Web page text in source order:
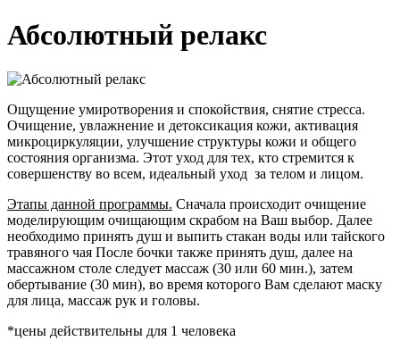
Абсолютный релакс
Ощущение умиротворения и спокойствия, снятие стресса.
Очищение, увлажнение и детоксикация кожи, активация
микроциркуляции, улучшение структуры кожи и общего
состояния организма. Этот уход для тех, кто стремится к
совершенству во всем, идеальный уход за телом и лицом.
Этапы данной программы. Сначала происходит очищение
моделирующим очищающим скрабом на Ваш выбор. Далее
необходимо принять душ и выпить стакан воды или тайского
травяного чая После бочки также принять душ, далее на
массажном столе следует массаж (30 или 60 мин.), затем
обертывание (30 мин), во время которого Вам сделают маску
для лица, массаж рук и головы.
*цены действительны для 1 человека